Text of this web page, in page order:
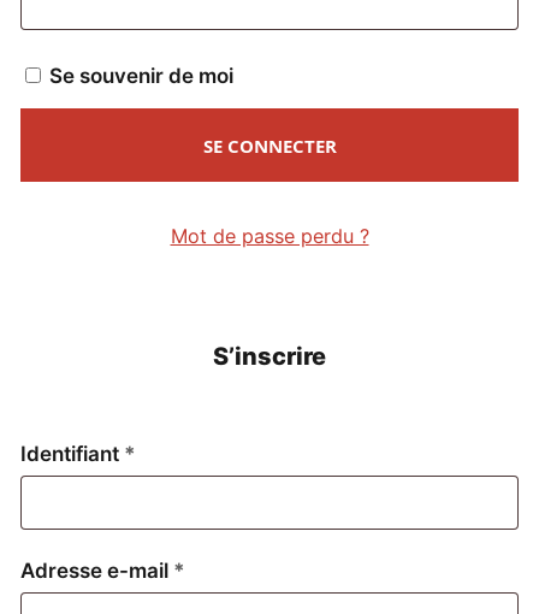
Se souvenir de moi
SE CONNECTER
Mot de passe perdu ?
S’inscrire
Identifiant *
Adresse e-mail *